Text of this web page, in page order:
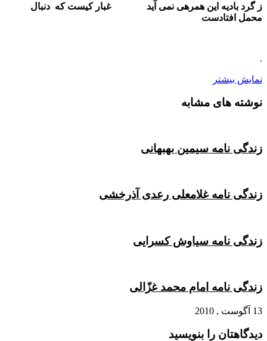
ز گرد بادیه این همرهی نمی آید غبار کیست که دنبال
محمل افتادست
.
نمایش بیشتر
نوشته های مشابه
زندگی نامه سیمین بهبهانی
زندگی نامه غلامعلی رعدی آذرخشی
زندگی نامه سیاوش کسرایی
زندگی نامه امام محمد غزّالی
13 آگوست , 2010
دیدگاهتان را بنویسید